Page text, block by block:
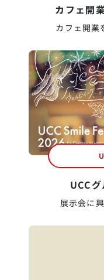
カフェ開
カフェ開業
UCC
展示会に